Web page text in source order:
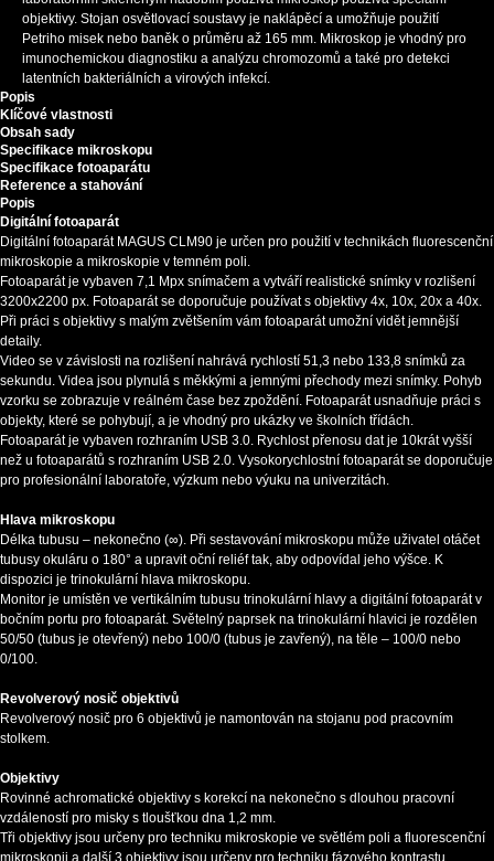
objektivy. Stojan osvětlovací soustavy je naklápěcí a umožňuje použití
Petriho misek nebo baněk o průměru až 165 mm. Mikroskop je vhodný pro
imunochemickou diagnostiku a analýzu chromozomů a také pro detekci
latentních bakteriálních a virových infekcí.
Popis
Klíčové vlastnosti
Obsah sady
Specifikace mikroskopu
Specifikace fotoaparátu
Reference a stahování
Popis
Digitální fotoaparát
Digitální fotoaparát MAGUS CLM90 je určen pro použití v technikách fluorescenční
mikroskopie a mikroskopie v temném poli.
Fotoaparát je vybaven 7,1 Mpx snímačem a vytváří realistické snímky v rozlišení
3200x2200 px. Fotoaparát se doporučuje používat s objektivy 4x, 10x, 20x a 40x.
Při práci s objektivy s malým zvětšením vám fotoaparát umožní vidět jemnější
detaily.
Video se v závislosti na rozlišení nahrává rychlostí 51,3 nebo 133,8 snímků za
sekundu. Videa jsou plynulá s měkkými a jemnými přechody mezi snímky. Pohyb
vzorku se zobrazuje v reálném čase bez zpoždění. Fotoaparát usnadňuje práci s
objekty, které se pohybují, a je vhodný pro ukázky ve školních třídách.
Fotoaparát je vybaven rozhraním USB 3.0. Rychlost přenosu dat je 10krát vyšší
než u fotoaparátů s rozhraním USB 2.0. Vysokorychlostní fotoaparát se doporučuje
pro profesionální laboratoře, výzkum nebo výuku na univerzitách.
Hlava mikroskopu
Délka tubusu – nekonečno (∞). Při sestavování mikroskopu může uživatel otáčet
tubusy okuláru o 180° a upravit oční reliéf tak, aby odpovídal jeho výšce. K
dispozici je trinokulární hlava mikroskopu.
Monitor je umístěn ve vertikálním tubusu trinokulární hlavy a digitální fotoaparát v
bočním portu pro fotoaparát. Světelný paprsek na trinokulární hlavici je rozdělen
50/50 (tubus je otevřený) nebo 100/0 (tubus je zavřený), na těle – 100/0 nebo
0/100.
Revolverový nosič objektivů
Revolverový nosič pro 6 objektivů je namontován na stojanu pod pracovním
stolkem.
Objektivy
Rovinné achromatické objektivy s korekcí na nekonečno s dlouhou pracovní
vzdáleností pro misky s tloušťkou dna 1,2 mm.
Tři objektivy jsou určeny pro techniku mikroskopie ve světlém poli a fluorescenční